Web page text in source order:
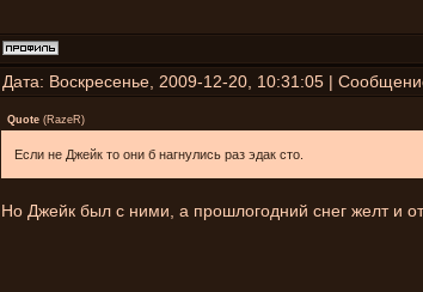
Дата: Воскресенье, 2009-12-20, 10:31:05 |
Quote (RazeR)
Если не Джейк то они б нагнулись раз эдак сто.
Но Джейк был с ними, а прошлогодний снег желт и